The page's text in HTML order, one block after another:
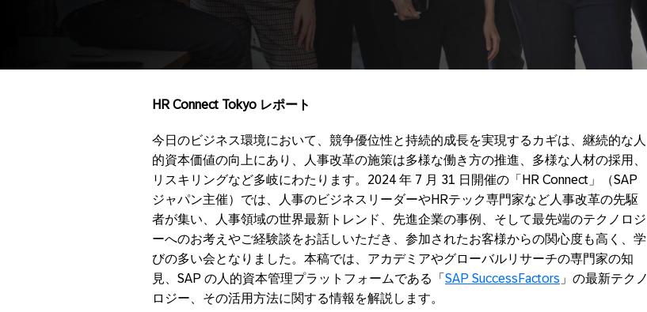
HR Connect Tokyo レポート
今日のビジネス環境において、競争優位性と持続的成長を実現するカギは、継続的な人
的資本価値の向上にあり、人事改革の施策は多様な働き方の推進、多様な人材の採用、
リスキリングなど多岐にわたります。2024 年 7 月 31 日開催の「HR Connect」（SAP
ジャパン主催）では、人事のビジネスリーダーやHRテック専門家など人事改革の先駆
者が集い、人事領域の世界最新トレンド、先進企業の事例、そして最先端のテクノロジ
ーへのお考えやご経験談をお話しいただき、参加されたお客様からの関心度も高く、学
びの多い会となりました。本稿では、アカデミアやグローバルリサーチの専門家の知
見、SAP の人的資本管理プラットフォームである「 SAP SuccessFactors 」の最新テクノ
ロジー、その活用方法に関する情報を解説します。